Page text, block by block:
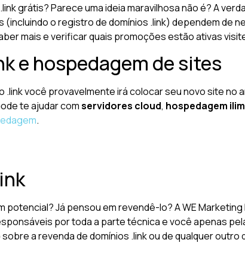
grátis? Parece uma ideia maravilhosa não é? A
o registro de domínios .link) dependem de
mais e verificar quais promoções estão ativas
e hospedagem de sites
você provavelmente irá colocar seu novo site no
te ajudar comservidores cloud, hospedagem
.
potencial? Já pensou em revendê-lo? A WE
por toda a parte técnica e você apenas
a revenda de domínios .link ou de qualquer